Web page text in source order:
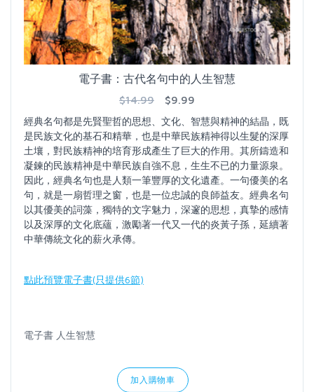
電子書：古代名句中的人生智慧
$14.99
$9.99
經典名句都是先賢聖哲的思想、文化、智慧與精神的結晶，既
是民族文化的基石和精華，也是中華民族精神得以生髮的深厚
土壤，對民族精神的培育形成產生了巨大的作用。其所鑄造和
凝鍊的民族精神是中華民族自強不息，生生不已的力量源泉。
因此，經典名句也是人類一筆豐厚的文化遺產。一句優美的名
句，就是一扇哲理之窗，也是一位忠誠的良師益友。經典名句
以其優美的詞藻，獨特的文字魅力，深邃的思想，真摯的感情
以及深厚的文化底蘊，激勵著一代又一代的炎黃子孫，延續著
中華傳統文化的薪火承傳。
點此預覽電子書(只提供6節)
電子書 人生智慧
加入購物車